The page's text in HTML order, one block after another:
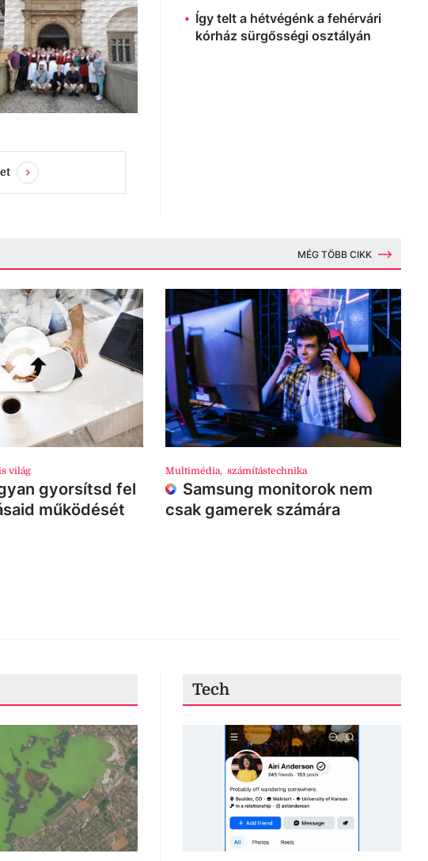
Így telt a hétvégénk a fehérvári
kórház sürgősségi osztályán
MÉG TÖBB CIKK
világ
gyorsítsd fel
működését
Multimédia, számítástechnika
Samsung monitorok nem
csak gamerek számára
Tech